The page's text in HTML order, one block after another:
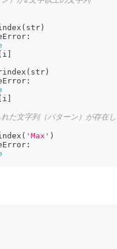
( str)
:
[ i ]
( str)
:
[ i ]
た文字列（パターン）が存在
( 'Max' )
: